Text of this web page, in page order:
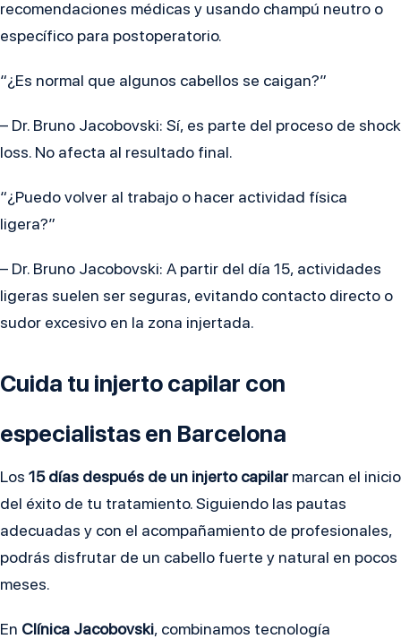
recomendaciones médicas y usando champú neutro o
específico para postoperatorio.
“¿Es normal que algunos cabellos se caigan?”
– Dr. Bruno Jacobovski: Sí, es parte del proceso de shock
loss. No afecta al resultado final.
“¿Puedo volver al trabajo o hacer actividad física
ligera?”
– Dr. Bruno Jacobovski: A partir del día 15, actividades
ligeras suelen ser seguras, evitando contacto directo o
sudor excesivo en la zona injertada.
Cuida tu injerto capilar con
especialistas en Barcelona
Los 15 días después de un injerto capilar marcan el inicio
del éxito de tu tratamiento. Siguiendo las pautas
adecuadas y con el acompañamiento de profesionales,
podrás disfrutar de un cabello fuerte y natural en pocos
meses.
En Clínica Jacobovski, combinamos tecnología